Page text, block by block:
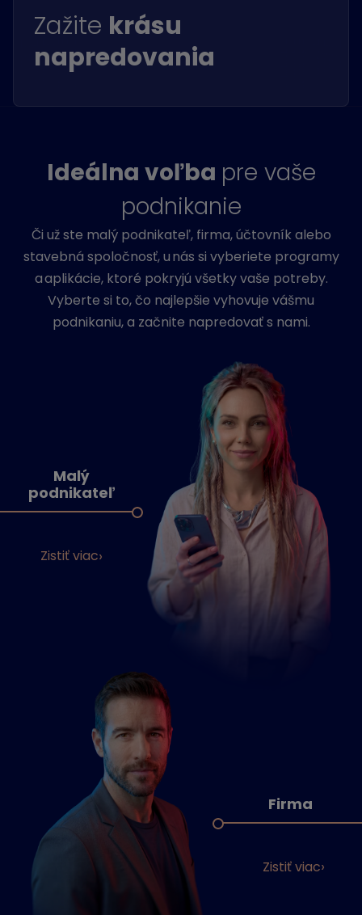
Zažite krásu
napredovania
Ideálna voľba pre vaše
podnikanie
Či už ste malý podnikateľ, firma, účtovník alebo
stavebná spoločnosť, u nás si vyberiete programy
a aplikácie, ktoré pokryjú všetky vaše potreby.
Vyberte si to, čo najlepšie vyhovuje vášmu
podnikaniu, a začnite napredovať s nami.
Malý
podnikateľ
Zistiť viac
Firma
Zistiť viac